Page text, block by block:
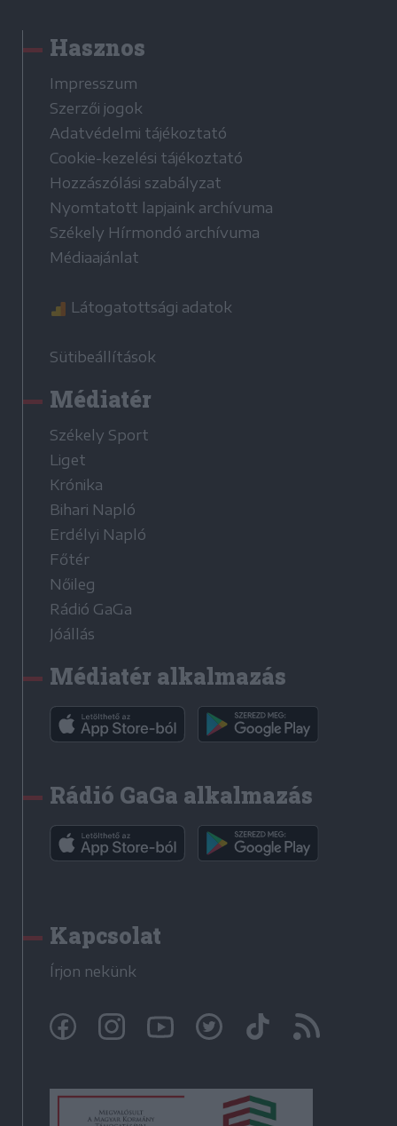
Hasznos
Impresszum
Szerzői jogok
Adatvédelmi tájékoztató
Cookie-kezelési tájékoztató
Hozzászólási szabályzat
Nyomtatott lapjaink archívuma
Székely Hírmondó archívuma
Médiaajánlat
Látogatottsági adatok
Sütibeállítások
Médiatér
Székely Sport
Liget
Krónika
Bihari Napló
Erdélyi Napló
Főtér
Nőileg
Rádió GaGa
Jóállás
Médiatér alkalmazás
Rádió GaGa alkalmazás
Kapcsolat
Írjon nekünk